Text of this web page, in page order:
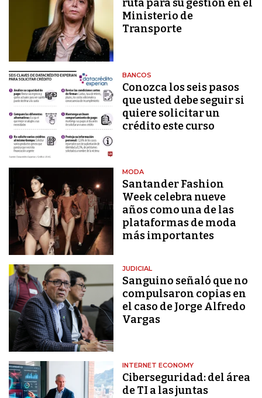
ruta para su gestión en el
Ministerio de
Transporte
BANCOS
Conozca los seis pasos
que usted debe seguir si
quiere solicitar un
crédito este curso
MODA
Santander Fashion
Week celebra nueve
años como una de las
plataformas de moda
más importantes
JUDICIAL
Sanguino señaló que no
compulsaron copias en
el caso de Jorge Alfredo
Vargas
INTERNET ECONOMY
Ciberseguridad: del área
de TI a las juntas